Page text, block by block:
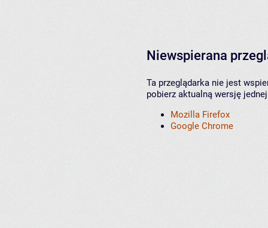
Niewspierana
Ta przeglądarka nie jest
pobierz aktualną wersję
Mozilla Firefox
Google Chrome